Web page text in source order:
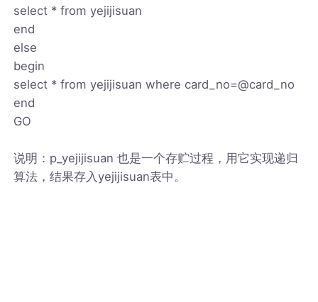
select * from yejijisuan
end
else
begin
select * from yejijisuan where card_no=@card_no
end
GO
说明：p_yejijisuan 也是一个存贮过程，用它实现递归
算法，结果存入yejijisuan表中。